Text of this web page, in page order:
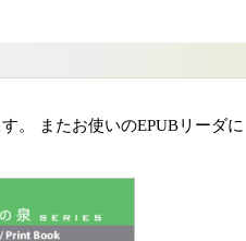
。 またお使いのEPUBリーダに